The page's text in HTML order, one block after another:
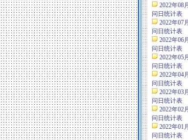
2022年08
问日统计表
2022年07
问日统计表
2022年06
问日统计表
2022年05
问日统计表
2022年04
问日统计表
2022年03
问日统计表
2022年02
问日统计表
2022年01
问日统计表